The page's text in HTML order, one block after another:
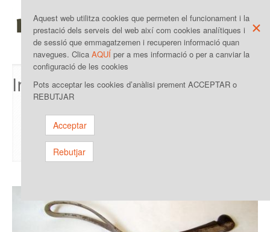
×
Aquest web utilitza cookies que permeten el funcionament i la
prestació dels serveis del web així com cookies analítiques i
de sessió que emmagatzemen i recuperen informació quan
navegues. Clica AQUÍ per a mes informació o per a canviar la
configuració de les cookies
Pots acceptar les cookies d’anàlisi prement ACCEPTAR o
REBUTJAR
Acceptar
Rebutjar
Toggle
Instruments científics
Col·leccions
Un passeig per la col·lecció d'instruments
Instruments científics